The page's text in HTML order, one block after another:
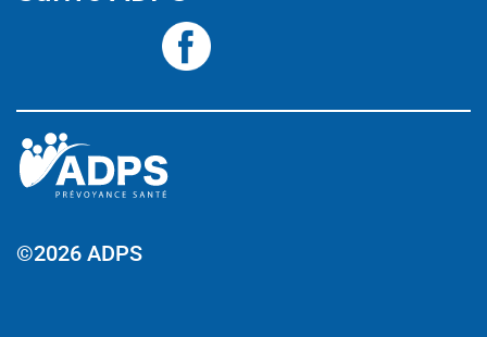
©2026 ADPS